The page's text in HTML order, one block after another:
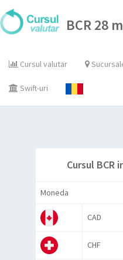
BCR 28
Cursul valutar
Swift-uri
Cursul BCR
Moneda
CAD
CHF